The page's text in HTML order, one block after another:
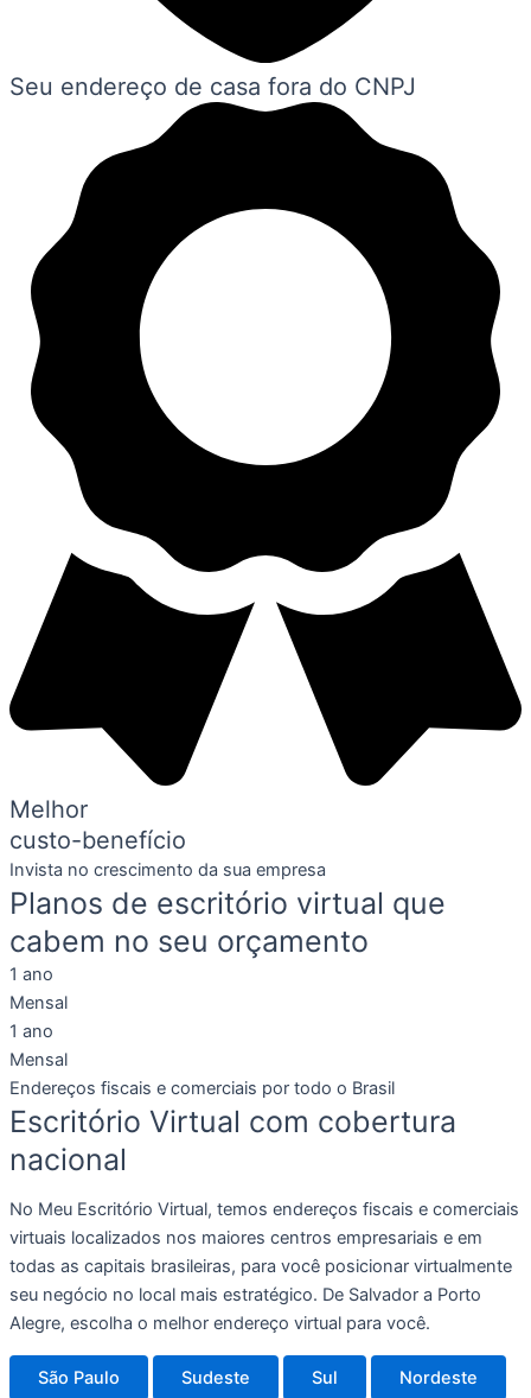
Seu endereço de casa fora do CNPJ
Melhor
custo-benefício
Invista no crescimento da sua empresa
Planos de escritório virtual que
cabem no seu orçamento
1 ano
Mensal
1 ano
Mensal
Endereços fiscais e comerciais por todo o Brasil
Escritório Virtual com cobertura
nacional
No Meu Escritório Virtual, temos endereços fiscais e comerciais
virtuais localizados nos maiores centros empresariais e em
todas as capitais brasileiras, para você posicionar virtualmente
seu negócio no local mais estratégico. De Salvador a Porto
Alegre, escolha o melhor endereço virtual para você.
São Paulo Sudeste Sul Nordeste